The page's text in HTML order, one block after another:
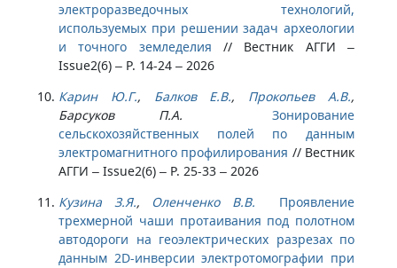
электроразведочных технологий,
используемых при решении задач археологии
и точного земледелия // Вестник АГГИ –
Issue2(6) – P. 14-24 – 2026
Карин Ю.Г., Балков Е.В., Прокопьев А.В.,
Барсуков П.А.
Зонирование
сельскохозяйственных полей по данным
электромагнитного профилирования // Вестник
АГГИ – Issue2(6) – P. 25-33 – 2026
Кузина З.Я., Оленченко В.В.
Проявление
трехмерной чаши протаивания под полотном
автодороги на геоэлектрических разрезах по
данным 2D-инверсии электротомографии при